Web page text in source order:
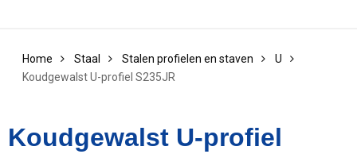
Home Staal Stalen profielen en staven
U
Koudgewalst U-profiel S235JR
Koudgewalst U-profiel